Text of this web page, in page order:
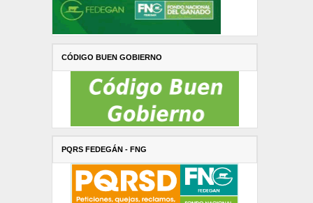
CÓDIGO BUEN GOBIERNO
PQRS FEDEGÁN - FNG